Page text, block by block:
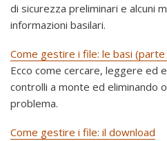
di sicurezza preliminari e alcuni
informazioni basilari.
Come gestire i file: le basi (parte
Ecco come cercare, leggere ed
controlli a monte ed eliminando
problema.
Come gestire i file: il download